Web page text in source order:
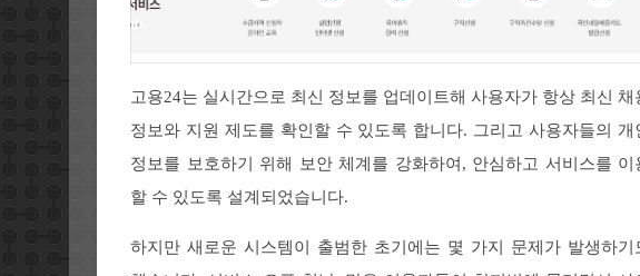
고용24는 실시간으로 최신 정보를 업데이트해 사용자가 항상 최신 채
정보와 지원 제도를 확인할 수 있도록 합니다. 그리고 사용자들의 개
정보를 보호하기 위해 보안 체계를 강화하여, 안심하고 서비스를 이
할 수 있도록 설계되었습니다.
하지만 새로운 시스템이 출범한 초기에는 몇 가지 문제가 발생하기